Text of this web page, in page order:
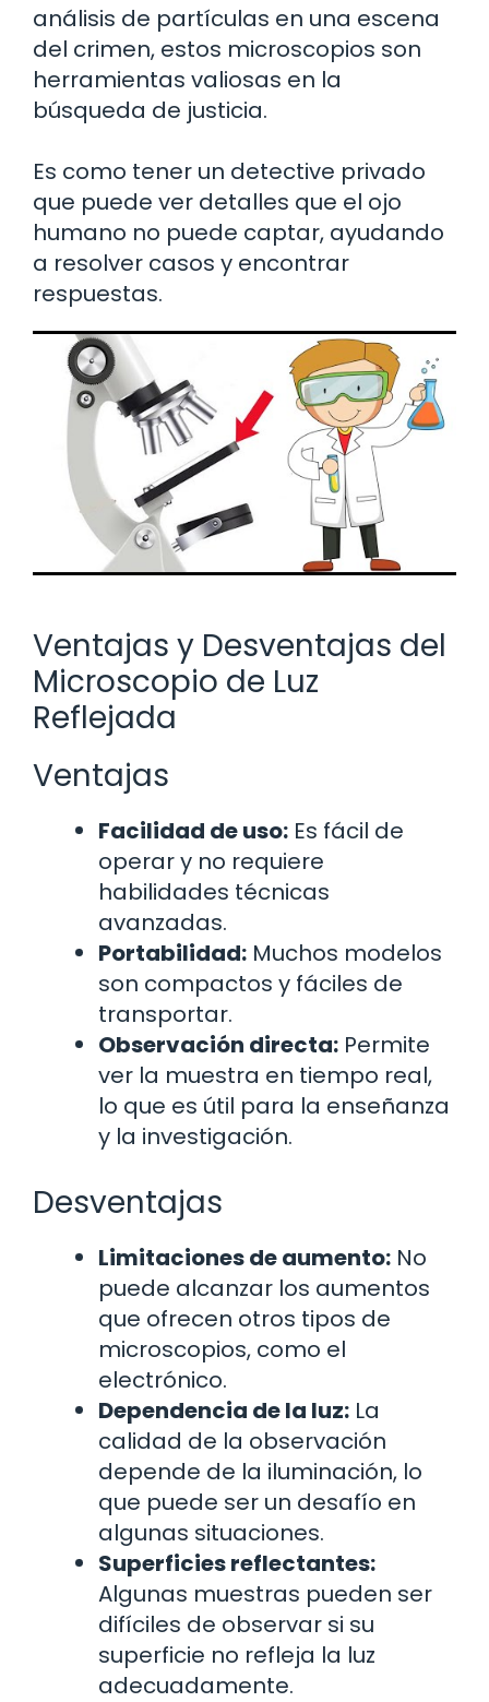
análisis de partículas en una escena
del crimen, estos microscopios son
herramientas valiosas en la
búsqueda de justicia.
Es como tener un detective privado
que puede ver detalles que el ojo
humano no puede captar, ayudando
a resolver casos y encontrar
respuestas.
Ventajas y Desventajas del
Microscopio de Luz
Reflejada
Ventajas
Facilidad de uso: Es fácil de
operar y no requiere
habilidades técnicas
avanzadas.
Portabilidad: Muchos modelos
son compactos y fáciles de
transportar.
Observación directa: Permite
ver la muestra en tiempo real,
lo que es útil para la enseñanza
y la investigación.
Desventajas
Limitaciones de aumento: No
puede alcanzar los aumentos
que ofrecen otros tipos de
microscopios, como el
electrónico.
Dependencia de la luz: La
calidad de la observación
depende de la iluminación, lo
que puede ser un desafío en
algunas situaciones.
Superficies reflectantes:
Algunas muestras pueden ser
difíciles de observar si su
superficie no refleja la luz
adecuadamente.